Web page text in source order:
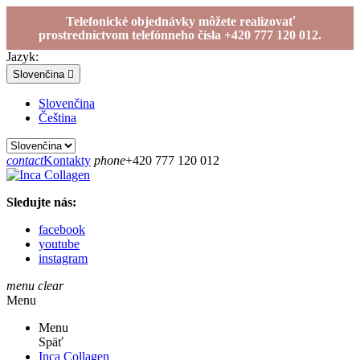
Telefonické objednávky môžete realizovať
prostredníctvom telefónneho čísla +420 777 120 012.
Jazyk:
Slovenčina 
Slovenčina
Čeština
contactKontakty phone+420 777 120 012
Sledujte nás:
facebook
youtube
instagram
menu clear
Menu
Menu
Späť
Inca Collagen